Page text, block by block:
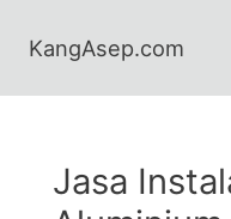
KangAsep.com
Jasa